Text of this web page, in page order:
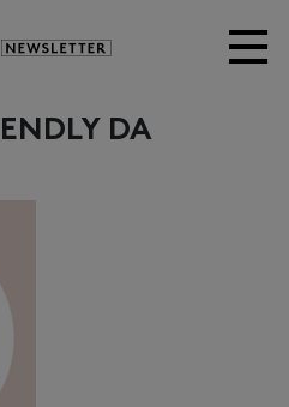
Newsletter
DA